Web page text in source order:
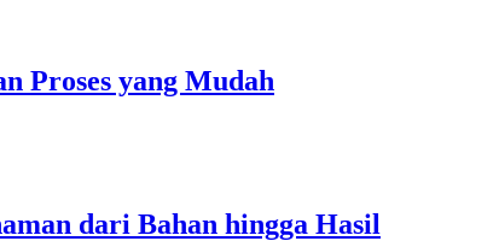
Proses yang Mudah
dari Bahan hingga Hasil